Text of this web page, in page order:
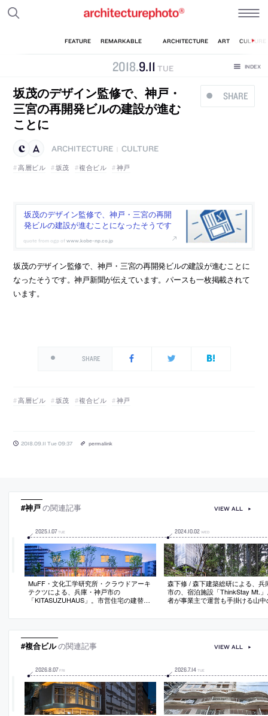
2018.9.11 TUE
SHARE
坂茂のデザイン監修で、神戸・
三宮の再開発ビルの建設が進む
ことに
ARCHITECTURE
CULTURE
高層ビル
坂茂 複合ビル 神戸
坂茂のデザイン監修で、神戸・三宮の再開
発ビルの建設が進むことになったそうです
www.kobe-np.co.jp
坂茂のデザイン監修で、神戸・三宮の再開発ビルの建設が進むことに
なったそうです。神戸新聞が伝えています。パースも一枚掲載されて
います。
SHARE
高層ビル 坂茂 複合ビル 神戸
2018.09.11 Tue 09:37 permalink
#神戸の関連記事
2025.1 07 TUE
MuFF・文化工学研究所・クラウドアーキ
テクツによる、兵庫・神戸市の
「KITASUZUHAUS」。市営住宅の建替え
地域活性化とコミュニティの創出を求
いく状況を志向。“風通しの良い”木架構の
空間に切妻屋根が載る建築を考案
2024.10.02 WED
森下修 / 森下建築総研による、兵
市の、宿泊施設「ThinkStay Mt.
者が事業主で運営も手掛ける山中
動”の場を目指し、５棟の高床式
存の修復は設計者の主導のもと平
VIEW ALL
#複合ビルの関連記事
2026.8.07 FRI 2026.7.14 TUE
VIEW ALL